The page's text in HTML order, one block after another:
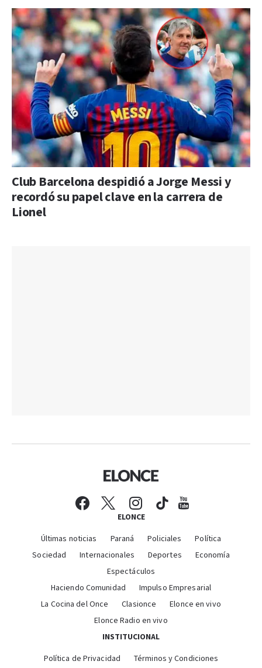
Club Barcelona despidió a Jorge Messi y
recordó su papel clave en la carrera de
Lionel
ELONCE
Últimas noticias Paraná Policiales
Política
Sociedad
Internacionales Deportes
Economía
Espectáculos
Haciendo Comunidad
Impulso Empresarial
La Cocina del Once
Clasionce
Elonce en vivo
Elonce Radio en vivo
INSTITUCIONAL
Política de Privacidad Términos y Condiciones